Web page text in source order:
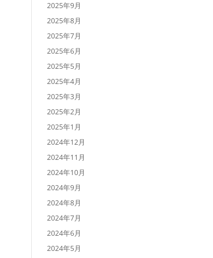
2025年9月
2025年8月
2025年7月
2025年6月
2025年5月
2025年4月
2025年3月
2025年2月
2025年1月
2024年12月
2024年11月
2024年10月
2024年9月
2024年8月
2024年7月
2024年6月
2024年5月